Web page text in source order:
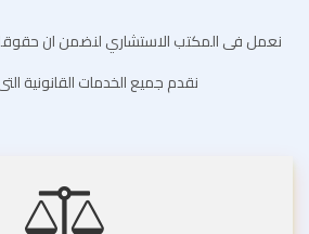
نعمل فى المكتب الاستشاري لنضمن ان
نقدم جميع الخدمات القانونية